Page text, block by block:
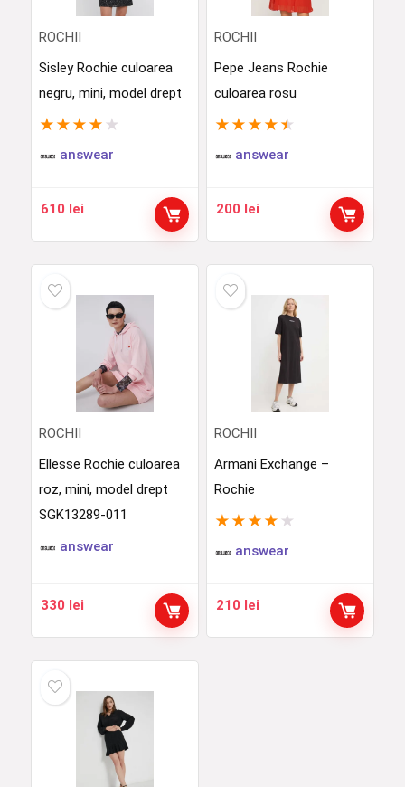
ROCHII
Sisley Rochie culoarea
negru, mini, model drept
★ ★ ★ ★ ★
answear
610 lei
ROCHII
Pepe Jeans Rochie
culoarea rosu
★ ★ ★ ★ ★
answear
200 lei
ROCHII
Ellesse Rochie culoarea
roz, mini, model drept
SGK13289-011
answear
330 lei
ROCHII
Armani Exchange –
Rochie
★ ★ ★ ★ ★
answear
210 lei